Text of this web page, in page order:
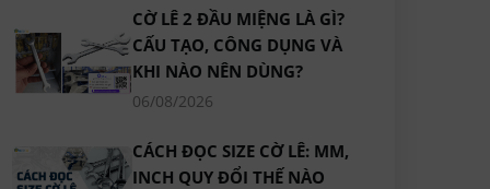
CỜ LÊ 2 ĐẦU MIỆNG LÀ GÌ?
CẤU TẠO, CÔNG DỤNG VÀ
KHI NÀO NÊN DÙNG?
06/08/2026
CÁCH ĐỌC SIZE CỜ LÊ: MM,
INCH QUY ĐỔI THẾ NÀO